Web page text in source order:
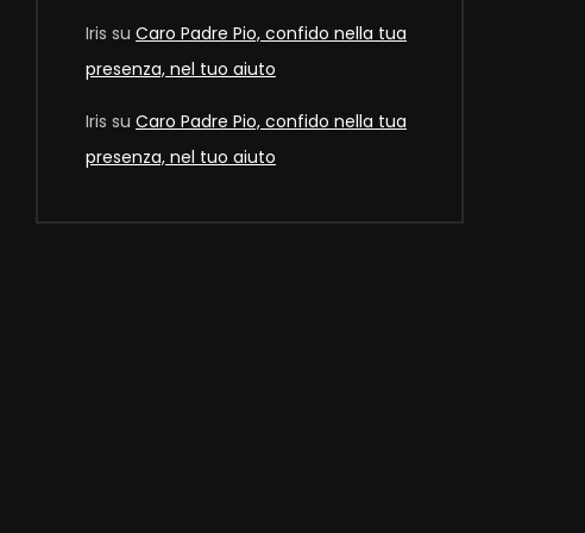
Iris su Caro Padre Pio, confido nella tua
presenza, nel tuo aiuto
Iris su Caro Padre Pio, confido nella tua
presenza, nel tuo aiuto